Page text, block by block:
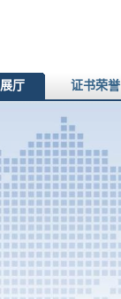
厅 证书荣誉